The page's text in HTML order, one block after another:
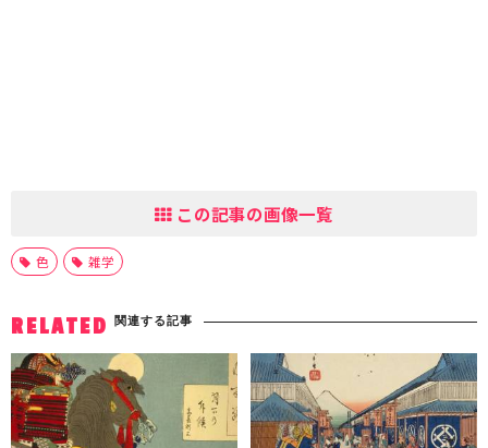
この記事の画像一覧
色 雑学
RELATED 関連する記事